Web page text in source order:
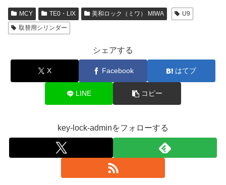
MCY TE0・LIX 美和ロック（ミワ） MIWA
U9
取替用シリンダー
シェアする
X Facebook はてブ
LINE コピー
key-lock-adminをフォローする